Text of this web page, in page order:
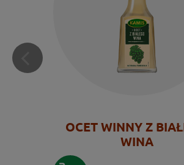
OCET WINNY Z
WINA